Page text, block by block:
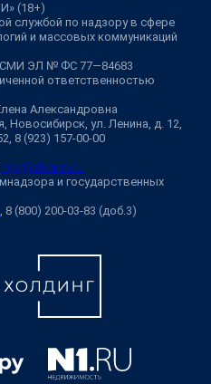
(18+)
службой по надзору в сфере
и массовых коммуникаций
СМИ ЭЛ № ФС 77—84683
ответственностью
Александровна
Новосибирск, ул. Ленина, д. 12,
8 (923) 157-00-00
ngs@shkulev.ru
и государственных
, 8 (800) 200-03-83 (доб.3)